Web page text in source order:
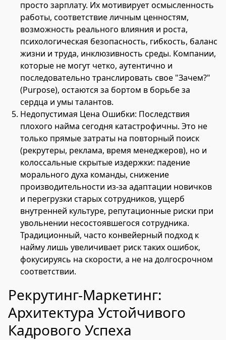
просто зарплату. Их мотивирует осмысленность
работы, соответствие личным ценностям,
возможность реального влияния и роста,
психологическая безопасность, гибкость, баланс
жизни и труда, инклюзивность среды. Компании,
которые не могут четко, аутентично и
последовательно транслировать свое "Зачем?"
(Purpose), остаются за бортом в борьбе за
сердца и умы талантов.
Недопустимая Цена Ошибки: Последствия
плохого найма сегодня катастрофичны. Это не
только прямые затраты на повторный поиск
(рекрутеры, реклама, время менеджеров), но и
колоссальные скрытые издержки: падение
морального духа команды, снижение
производительности из-за адаптации новичков
и перегрузки старых сотрудников, ущерб
внутренней культуре, репутационные риски при
увольнении несостоявшегося сотрудника.
Традиционный, часто конвейерный подход к
найму лишь увеличивает риск таких ошибок,
фокусируясь на скорости, а не на долгосрочном
соответствии.
Рекрутинг-Маркетинг:
Архитектура Устойчивого
Кадрового Успеха